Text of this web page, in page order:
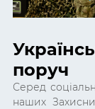
поруч
Серед
наших